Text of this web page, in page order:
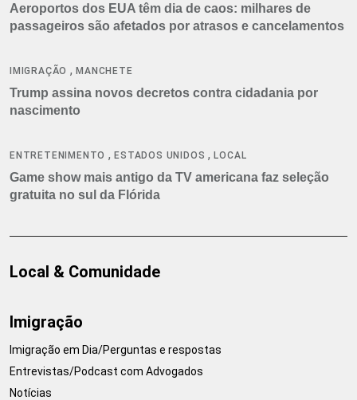
Aeroportos dos EUA têm dia de caos: milhares de
passageiros são afetados por atrasos e cancelamentos
IMIGRAÇÃO ,MANCHETE
Trump assina novos decretos contra cidadania por
nascimento
ENTRETENIMENTO ,ESTADOS UNIDOS ,LOCAL
Game show mais antigo da TV americana faz seleção
gratuita no sul da Flórida
Local & Comunidade
Imigração
Imigração em Dia/Perguntas e respostas
Entrevistas/Podcast com Advogados
Notícias